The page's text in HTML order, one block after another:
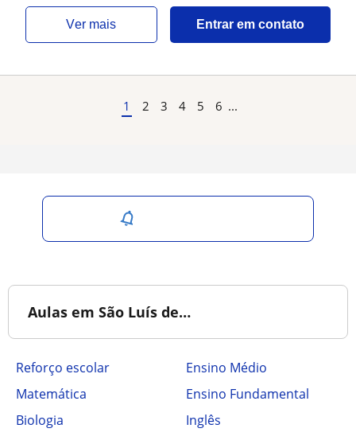
ver mais Entrar em contato
1 2 3 4 5 6 ...
Aulas em São Luís de…
Reforço escolar
Ensino Médio
Matemática
Ensino Fundamental
Biologia
Inglês